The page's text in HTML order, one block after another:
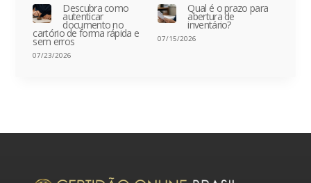
Descubra como
autenticar
documento no
cartório de forma rápida e
sem erros
07/23/2026
Qual é o prazo para
abertura de
inventário?
07/15/2026